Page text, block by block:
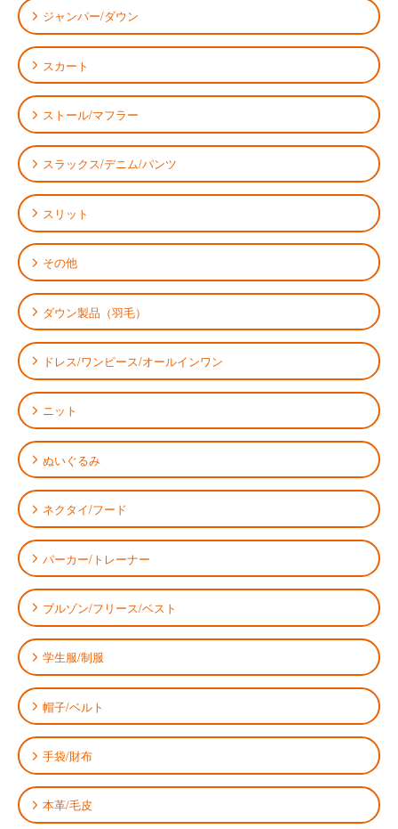
ジャンパー/ダウン
スカート
ストール/マフラー
スラックス/デニム/パンツ
スリット
その他
ダウン製品（羽毛）
ドレス/ワンピース/オールインワン
ニット
ぬいぐるみ
ネクタイ/フード
パーカー/トレーナー
ブルゾン/フリース/ベスト
学生服/制服
帽子/ベルト
手袋/財布
本革/毛皮